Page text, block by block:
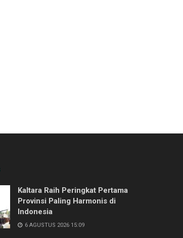
Kaltara Raih Peringkat Pertama
Provinsi Paling Harmonis di
Indonesia
6 AGUSTUS 2026 15:09